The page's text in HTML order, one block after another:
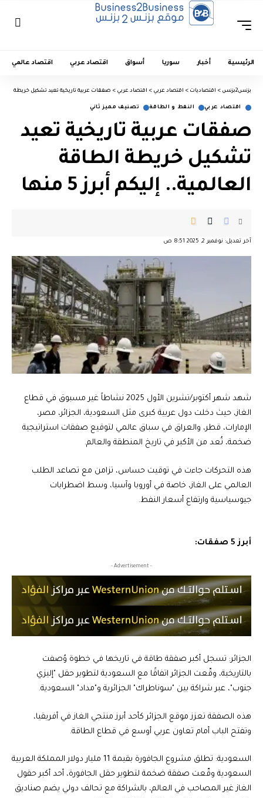
الرئيسية أخبار سوريا أسواق اقتصاد عربي اقتصاد عالمي
بزنس2بزنس > اقتصاديات > اقتصاد عربي > اقتصاد عربي > صفقات عربية تاريخية تعيد تشكيل خريطة الطاقة
اقتصاد عربي النفط و الطاقة تصنيف مميز ثاني
صفقات عربية تاريخية تعيد
تشكيل خريطة الطاقة
العالمية.. إليكم أبرز 5 منها
آخر تعديل: نوفمبر 2, 2025 8:51 ص
شهد شهر أكتوبر/تشرين الأول 2025 نشاطاً غير مسبوق في قطاع
الغاز، حيث دخلت دول عربية كبرى مثل السعودية، الجزائر، مصر،
الإمارات، قطر، والعراق في سباق عالمي لتوقيع صفقات استراتيجية
ضخمة، تُعد من الأكبر في تاريخ المنطقة والعالم.
هذه التحركات جاءت في توقيت حساس، تزامن مع تصاعد الطلب
العالمي على الغاز، خاصة في أوروبا وآسيا، وسط اضطرابات
جيوسياسية وارتفاع أسعار النفط.
أبرز 5 صفقات:
- Advertisement -
الجزائر: تسجل أكبر صفقة طاقة في تاريخها في خطوة وُصفت
بالتاريخية، وقّعت الجزائر اتفاقًا مع السعودية لتطوير حقل "إليزي
جنوب"، عبر شراكة بين "سوناطراك" الجزائرية و"مداد" السعودية.
هذه الصفقة تعزز موقع الجزائر كأحد أبرز منتجي الغاز في أفريقيا،
وتفتح الباب أمام تعاون عربي أوسع في قطاع الطاقة.
السعودية: تطلق مشروع الجافورة بقيمة 11 مليار دولار المملكة العربية
السعودية وقّعت صفقة ضخمة لتطوير حقل الجافورة، أحد أكبر حقول
الغاز غير المصاحب في العالم، بالشراكة مع تحالف دولي يضم صناديق